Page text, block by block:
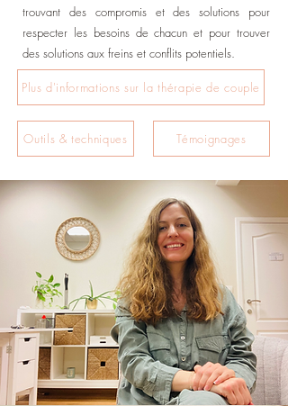
trouvant des compromis et des solutions pour
respecter les besoins de chacun et pour trouver
des solutions aux freins et conflits potentiels.
Plus d'informations sur la thérapie de couple
Outils & techniques Témoignages